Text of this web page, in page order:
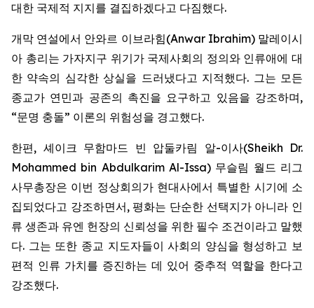
대한 국제적 지지를 결집하겠다고 다짐했다.
개막 연설에서 안와르 이브라힘(Anwar Ibrahim) 말레이시
아 총리는 가자지구 위기가 국제사회의 정의와 인류애에 대
한 약속의 심각한 상실을 드러냈다고 지적했다. 그는 모든
종교가 연민과 공존의 촉진을 요구하고 있음을 강조하며,
“문명 충돌” 이론의 위험성을 경고했다.
한편, 셰이크 무함마드 빈 압둘카림 알-이사(Sheikh Dr.
Mohammed bin Abdulkarim Al-Issa) 무슬림 월드 리그
사무총장은 이번 정상회의가 현대사에서 특별한 시기에 소
집되었다고 강조하면서, 평화는 단순한 선택지가 아니라 인
류 생존과 유엔 헌장의 신뢰성을 위한 필수 조건이라고 말했
다. 그는 또한 종교 지도자들이 사회의 양심을 형성하고 보
편적 인류 가치를 증진하는 데 있어 중추적 역할을 한다고
강조했다.